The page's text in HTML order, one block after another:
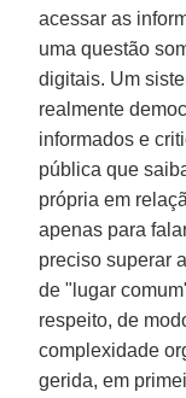
acessar as
uma questão
digitais. Um
realmente
informados e
pública que
própria em
apenas para
preciso superar
de "lugar
respeito, de
complexidade
gerida, em